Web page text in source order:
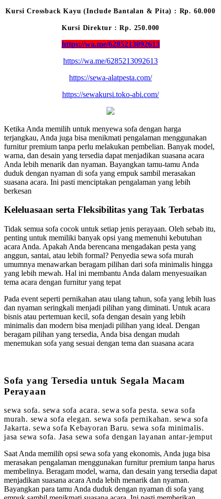
Kursi Crossback Kayu (Include Bantalan & Pita) : Rp. 60.000
Kursi Direktur : Rp. 250.000
https://wa.me/6285213092613
https://wa.me/6285213092613
https://sewa-alatpesta.com/
https://sewakursi.toko-abi.com/
Ketika Anda memilih untuk menyewa sofa dengan harga
terjangkau, Anda juga bisa menikmati pengalaman menggunakan
furnitur premium tanpa perlu melakukan pembelian. Banyak model,
warna, dan desain yang tersedia dapat menjadikan suasana acara
Anda lebih menarik dan nyaman. Bayangkan tamu-tamu Anda
duduk dengan nyaman di sofa yang empuk sambil merasakan
suasana acara. Ini pasti menciptakan pengalaman yang lebih
berkesan
Keleluasaan serta Fleksibilitas yang Tak Terbatas
Tidak semua sofa cocok untuk setiap jenis perayaan. Oleh sebab itu,
penting untuk memiliki banyak opsi yang memenuhi kebutuhan
acara Anda. Apakah Anda berencana mengadakan pesta yang
anggun, santai, atau lebih formal? Penyedia sewa sofa murah
umumnya menawarkan beragam pilihan dari sofa minimalis hingga
yang lebih mewah. Hal ini membantu Anda dalam menyesuaikan
tema acara dengan furnitur yang tepat
Pada event seperti pernikahan atau ulang tahun, sofa yang lebih luas
dan nyaman seringkali menjadi pilihan yang diminati. Untuk acara
bisnis atau pertemuan kecil, sofa dengan desain yang lebih
minimalis dan modern bisa menjadi pilihan yang ideal. Dengan
beragam pilihan yang tersedia, Anda bisa dengan mudah
menemukan sofa yang sesuai dengan tema dan suasana acara
Sofa yang Tersedia untuk Segala Macam
Perayaan
sewa sofa. sewa sofa acara. sewa sofa pesta. sewa sofa
murah. sewa sofa elegan. sewa sofa pernikahan. sewa sofa
Jakarta. sewa sofa Kebayoran Baru. sewa sofa minimalis.
jasa sewa sofa. Jasa sewa sofa dengan layanan antar-jemput
Saat Anda memilih opsi sewa sofa yang ekonomis, Anda juga bisa
merasakan pengalaman menggunakan furnitur premium tanpa harus
membelinya. Beragam model, warna, dan desain yang tersedia dapat
menjadikan suasana acara Anda lebih menarik dan nyaman.
Bayangkan para tamu Anda duduk dengan nyaman di sofa yang